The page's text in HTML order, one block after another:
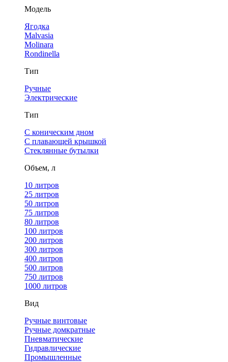
Модель
Ягодка
Malvasia
Molinara
Rondinella
Тип
Ручные
Электрические
Тип
С коническим дном
С плавающей крышкой
Стеклянные бутылки
Объем, л
10 литров
25 литров
50 литров
75 литров
80 литров
100 литров
200 литров
300 литров
400 литров
500 литров
750 литров
1000 литров
Вид
Ручные винтовые
Ручные домкратные
Пневматические
Гидравлические
Промышленные